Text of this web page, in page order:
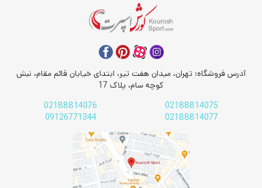
آدرس فروشگاه: تهران، میدان هفت تیر، ابتدای خیابان قائم مقام، نبش
کوچه سام، پلاک 17
02188814075
02188814076
02188814077
09126771344